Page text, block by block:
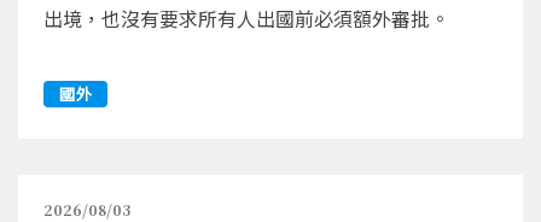
出境，也沒有要求所有人出國前必須額外審批。
國外
2026/08/03